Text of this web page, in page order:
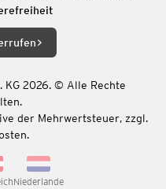
KG 2026. © Alle Rechte
der Mehrwertsteuer, zzgl.
Niederlande